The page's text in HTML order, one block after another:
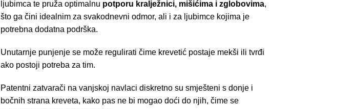
ljubimca te pruža optimalnu potporu kralježnici, mišićima i zglobovima,
što ga čini idealnim za svakodnevni odmor, ali i za ljubimce kojima je
potrebna dodatna podrška.
Unutarnje punjenje se može regulirati čime krevetić postaje mekši ili tvrđi
ako postoji potreba za tim.
Patentni zatvarači na vanjskoj navlaci diskretno su smješteni s donje i
bočnih strana kreveta, kako pas ne bi mogao doći do njih, čime se